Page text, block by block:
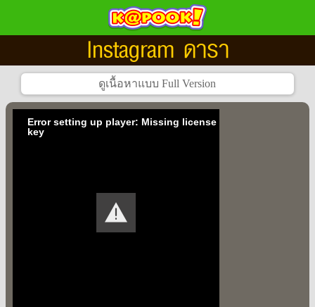
Instagram ดารา
Error setting up player: Missing license
key